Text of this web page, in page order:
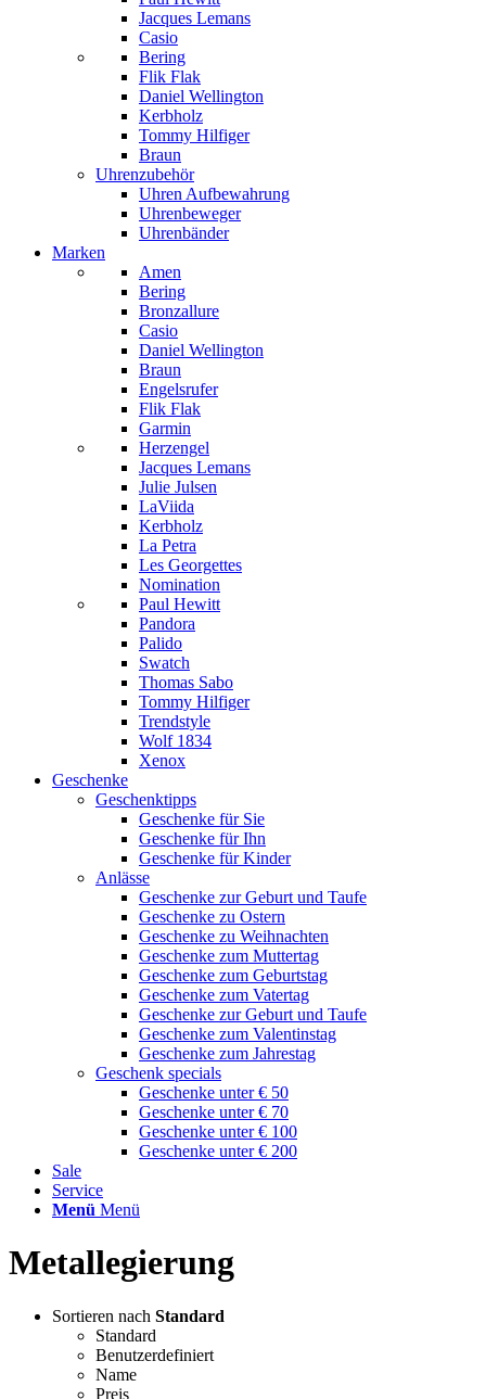
Jacques Lemans
Casio
Bering
Flik Flak
Daniel Wellington
Kerbholz
Tommy Hilfiger
Braun
Uhrenzubehör
Uhren Aufbewahrung
Uhrenbeweger
Uhrenbänder
Marken
Amen
Bering
Bronzallure
Casio
Daniel Wellington
Braun
Engelsrufer
Flik Flak
Garmin
Herzengel
Jacques Lemans
Julie Julsen
LaViida
Kerbholz
La Petra
Les Georgettes
Nomination
Paul Hewitt
Pandora
Palido
Swatch
Thomas Sabo
Tommy Hilfiger
Trendstyle
Wolf 1834
Xenox
Geschenke
Geschenktipps
Geschenke für Sie
Geschenke für Ihn
Geschenke für Kinder
Anlässe
Geschenke zur Geburt und Taufe
Geschenke zu Ostern
Geschenke zu Weihnachten
Geschenke zum Muttertag
Geschenke zum Geburtstag
Geschenke zum Vatertag
Geschenke zur Geburt und Taufe
Geschenke zum Valentinstag
Geschenke zum Jahrestag
Geschenk specials
Geschenke unter € 50
Geschenke unter € 70
Geschenke unter € 100
Geschenke unter € 200
Sale
Service
Menü Menü
Metallegierung
Sortieren nach Standard
Standard
Benutzerdefiniert
Name
Preis